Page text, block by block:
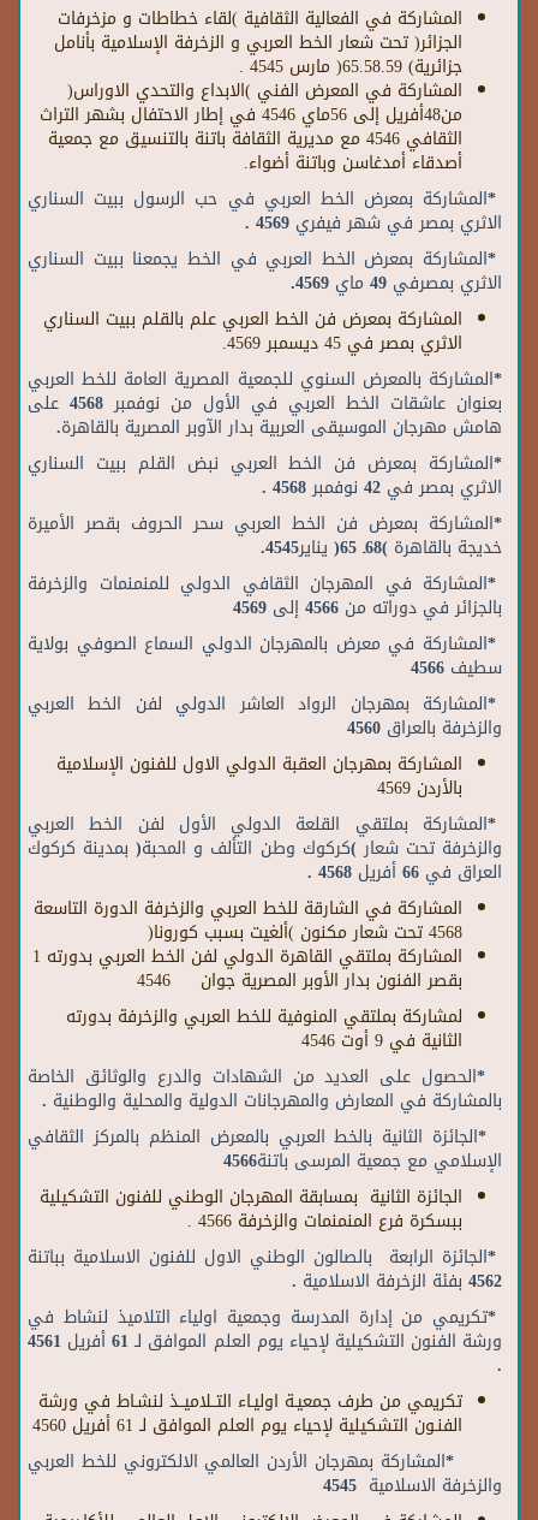
المشاركة في الفعالية الثقافية )لقاء خطاطات و مزخرفات
الجزائر( تحت شعار الخط العربي و الزخرفة الإسلامية بأنامل
جزائرية) 65.58.59( مارس 4545 .
المشاركة في المعرض الفني )الابداع والتحدي الاوراس(
من48أفريل إلى 56ماي 4546 في إطار الاحتفال بشهر التراث
الثقافي 4546 مع مديرية الثقافة باتنة بالتنسيق مع جمعية
أصدقاء أمدغاسن وباتنة أضواء.
*المشاركة بمعرض الخط العربي في حب الرسول ببيت السناري
الاثري بمصر في شهر فيفري 4569 .
*المشاركة بمعرض الخط العربي في الخط يجمعنا ببيت السناري
الاثري بمصرفي 49 ماي 4569.
المشاركة بمعرض فن الخط العربي علم بالقلم ببيت السناري
الاثري بمصر في 45 ديسمبر 4569.
*المشاركة بالمعرض السنوي للجمعية المصرية العامة للخط العربي
بعنوان عاشقات الخط العربي في الأول من نوفمبر 4568 على
هامش مهرجان الموسيقى العربية بدار الآوبر المصرية بالقاهرة.
*المشاركة بمعرض فن الخط العربي نبض القلم ببيت السناري
الاثري بمصر في 42 نوفمبر 4568 .
*المشاركة بمعرض فن الخط العربي سحر الحروف بقصر الأميرة
خديجة بالقاهرة )68ـ 65( يناير4545.
*المشاركة في المهرجان الثقافي الدولي للمنمنمات والزخرفة
بالجزائر في دوراته من 4566 إلى 4569
*المشاركة في معرض بالمهرجان الدولي السماع الصوفي بولاية
سطيف 4566
*المشاركة بمهرجان الرواد العاشر الدولي لفن الخط العربي
والزخرفة بالعراق 4560
المشاركة بمهرجان العقبة الدولي الاول للفنون الإسلامية
بالأردن 4569
*المشاركة بملتقي القلعة الدولي الأول لفن الخط العربي
والزخرفة تحت شعار )كركوك وطن التألف و المحبة( بمدينة كركوك
العراق في 66 أفريل 4568 .
المشاركة في الشارقة للخط العربي والزخرفة الدورة التاسعة
4568 تحت شعار مكنون )ألغيت بسبب كورونا(
المشاركة بملتقي القاهرة الدولي لفن الخط العربي بدورته 1
بقصر الفنون بدار الأوبر المصرية جوان 4546
لمشاركة بملتقي المنوفية للخط العربي والزخرفة بدورته
الثانية في 9 أوت 4546
*الحصول على العديد من الشهادات والدرع والوثائق الخاصة
بالمشاركة في المعارض والمهرجانات الدولية والمحلية والوطنية .
*الجائزة الثانية بالخط العربي بالمعرض المنظم بالمركز الثقافي
الإسلامي مع جمعية المرسى باتنة4566
الجائزة الثانية بمسابقة المهرجان الوطني للفنون التشكيلية
ببسكرة فرع المنمنمات والزخرفة 4566 .
*الجائزة الرابعة بالصالون الوطني الاول للفنون الاسلامية بباتنة
4562 بفئة الزخرفة الاسلامية .
*تكريمي من إدارة المدرسة وجمعية اولياء التلاميذ لنشاط في
ورشة الفنون التشكيلية لإحياء يوم العلم الموافق لـ 61 أفريل 4561
.
تكريمي من طرف جمعيـة اوليـاء التــلاميــذ لنشـاط في ورشة
الفنـون التشكيلية لإحياء يوم العلم الموافق لـ 61 أفريل 4560
*المشاركة بمهرجان الأردن العالمي الالكتروني للخط العربي
والزخرفة الاسلامية 4545